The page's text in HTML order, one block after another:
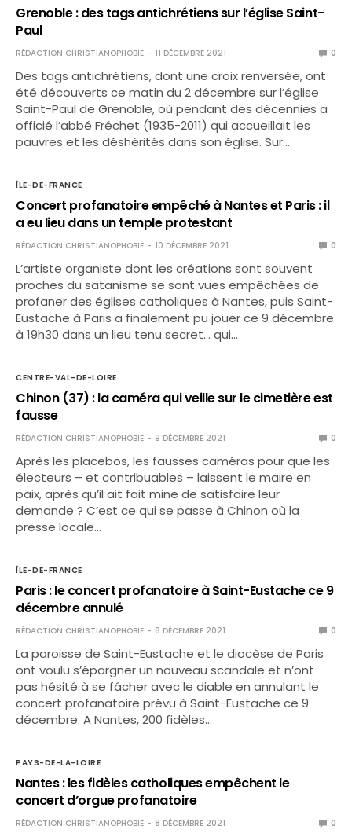
Grenoble : des tags antichrétiens sur l’église Saint-
Paul
RÉDACTION CHRISTIANOPHOBIE 11 DÉCEMBRE 2021 0
Des tags antichrétiens, dont une croix renversée, ont
été découverts ce matin du 2 décembre sur l’église
Saint-Paul de Grenoble, où pendant des décennies a
officié l’abbé Fréchet (1935-2011) qui accueillait les
pauvres et les déshérités dans son église. Sur…
ÎLE-DE-FRANCE
Concert profanatoire empêché à Nantes et Paris : il
a eu lieu dans un temple protestant
RÉDACTION CHRISTIANOPHOBIE 10 DÉCEMBRE 2021 0
L’artiste organiste dont les créations sont souvent
proches du satanisme se sont vues empêchées de
profaner des églises catholiques à Nantes, puis Saint-
Eustache à Paris a finalement pu jouer ce 9 décembre
à 19h30 dans un lieu tenu secret… qui…
CENTRE-VAL-DE-LOIRE
Chinon (37) : la caméra qui veille sur le cimetière est
fausse
RÉDACTION CHRISTIANOPHOBIE 9 DÉCEMBRE 2021 0
Après les placebos, les fausses caméras pour que les
électeurs – et contribuables – laissent le maire en
paix, après qu’il ait fait mine de satisfaire leur
demande ? C’est ce qui se passe à Chinon où la
presse locale…
ÎLE-DE-FRANCE
Paris : le concert profanatoire à Saint-Eustache ce 9
décembre annulé
RÉDACTION CHRISTIANOPHOBIE 8 DÉCEMBRE 2021 0
La paroisse de Saint-Eustache et le diocèse de Paris
ont voulu s’épargner un nouveau scandale et n’ont
pas hésité à se fâcher avec le diable en annulant le
concert profanatoire prévu à Saint-Eustache ce 9
décembre. A Nantes, 200 fidèles…
PAYS-DE-LA-LOIRE
Nantes : les fidèles catholiques empêchent le
concert d’orgue profanatoire
RÉDACTION CHRISTIANOPHOBIE 8 DÉCEMBRE 2021 0